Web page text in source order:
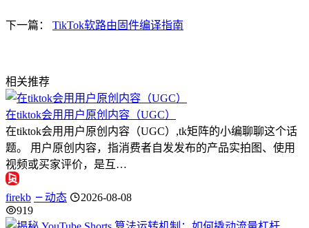
下一篇： TikTok软路由固件编译指南
相关推荐
在tiktok会用用户原创内容（UGC）
在tiktok会用用户原创内容（UGC）,tk矩阵的小编聊聊这个话
题。 用户原创内容，指消费者自发发布的产品实拍图、使用
视频或买家评价，是互…
firekb 动态
2026-08-08
919